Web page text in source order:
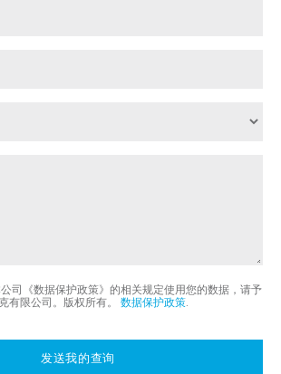
司《数据保护政策》的相关规定使用您的数据，请予
有限公司。版权所有。 数据保护政策.
发送我的查询